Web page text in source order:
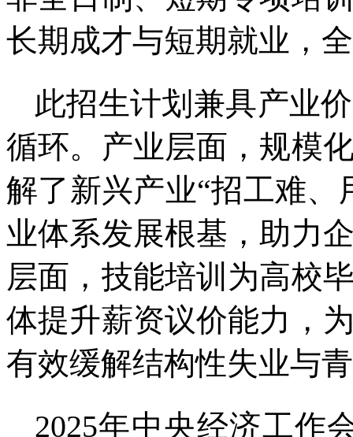
长期成才与短期就业，
此招生计划兼具产业
循环。产业层面，规模
解了新兴产业“招工难
业体系发展根基，助力
层面，技能培训为高校
体提升薪资议价能力，
有效缓解结构性失业与
2025年中央经济工作